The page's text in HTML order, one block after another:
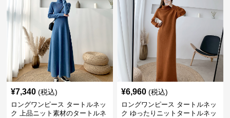
¥7,340 (税込)
ロングワンピース タートルネッ
ク 上品ニット素材のタートルネ
¥6,960 (税込)
ロングワンピース タートルネッ
ク ゆったりニットタートルネッ